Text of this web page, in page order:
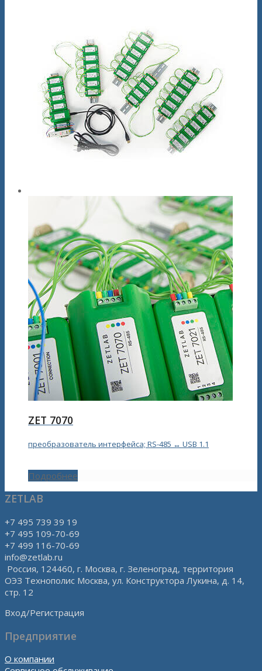
ZET 7070
преобразователь интерфейса; RS-485 ↔ USB 1.1
Подробнее
ZETLAB
+7 495 739 39 19
+7 495 109-70-69
+7 499 116-70-69
info@zetlab.ru
Россия, 124460, г. Москва, г. Зеленоград, территория
ОЭЗ Технополис Москва, ул. Конструктора Лукина, д. 14,
стр. 12
Вход/Регистрация
Предприятие
О компании